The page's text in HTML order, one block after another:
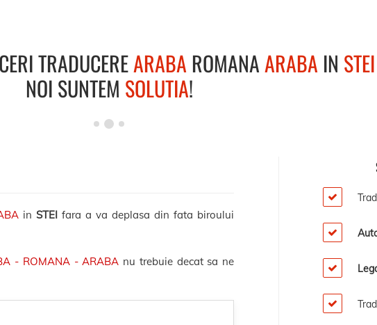
TRADUCEREARABA ROMANAARABA IN STEI
NOI SUNTEM SOLUTIA!
in STEIfara a va deplasa din fata biroului
- ROMANA - ARABA nu trebuie decat sa ne